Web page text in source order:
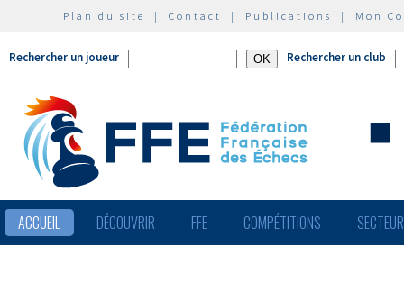
Plan du site | Contact | Publications | Mon
Rechercher un joueur Rechercher un club
ACCUEIL DÉCOUVRIR FFE COMPÉTITIONS